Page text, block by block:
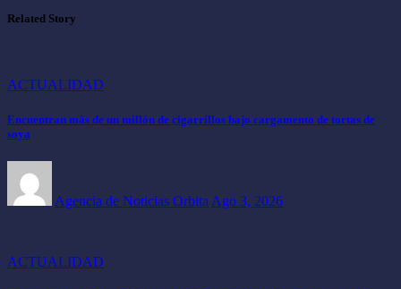
Related Story
ACTUALIDAD
Encuentran más de un millón de cigarrillos bajo cargamento de tortas de
soya
Agencia de Noticias Orbita Ago 3, 2026
ACTUALIDAD